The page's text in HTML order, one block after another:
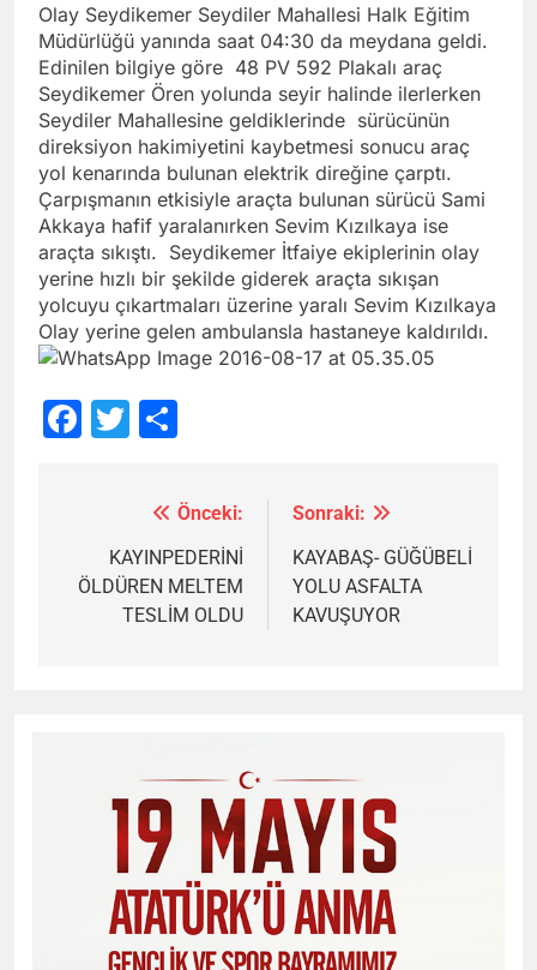
Olay Seydikemer Seydiler Mahallesi Halk Eğitim
Müdürlüğü yanında saat 04:30 da meydana geldi.
Edinilen bilgiye göre 48 PV 592 Plakalı araç
Seydikemer Ören yolunda seyir halinde ilerlerken
Seydiler Mahallesine geldiklerinde sürücünün
direksiyon hakimiyetini kaybetmesi sonucu araç
yol kenarında bulunan elektrik direğine çarptı.
Çarpışmanın etkisiyle araçta bulunan sürücü Sami
Akkaya hafif yaralanırken Sevim Kızılkaya ise
araçta sıkıştı. Seydikemer İtfaiye ekiplerinin olay
yerine hızlı bir şekilde giderek araçta sıkışan
yolcuyu çıkartmaları üzerine yaralı Sevim Kızılkaya
Olay yerine gelen ambulansla hastaneye kaldırıldı.
Facebook
Twitter
gezinmesi
Önceki:
KAYINPEDERİNİ
ÖLDÜREN MELTEM
TESLİM OLDU
Sonraki:
KAYABAŞ- GÜĞÜBELİ
YOLU ASFALTA
KAVUŞUYOR